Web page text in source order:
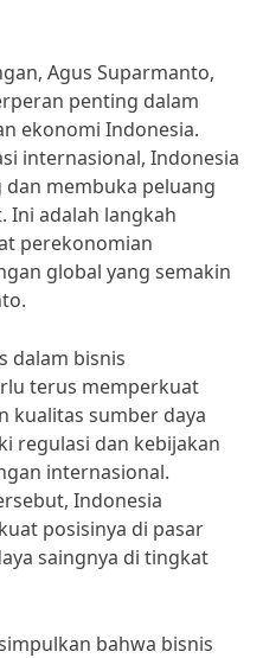
Agus Suparmanto,
penting dalam
ekonomi Indonesia.
internasional, Indonesia
membuka peluang
Ini adalah langkah
perekonomian
global yang semakin
dalam bisnis
terus memperkuat
kualitas sumber daya
regulasi dan kebijakan
internasional.
Indonesia
posisinya di pasar
saingnya di tingkat
bahwa bisnis